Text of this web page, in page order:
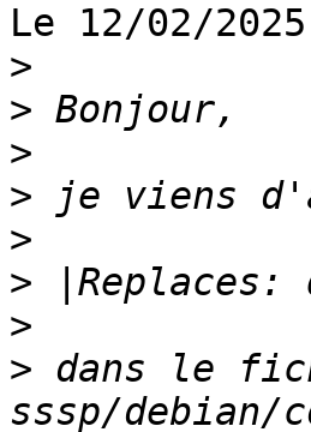
Le 12/02/
>
>
>
>
>
>
>
> dans le